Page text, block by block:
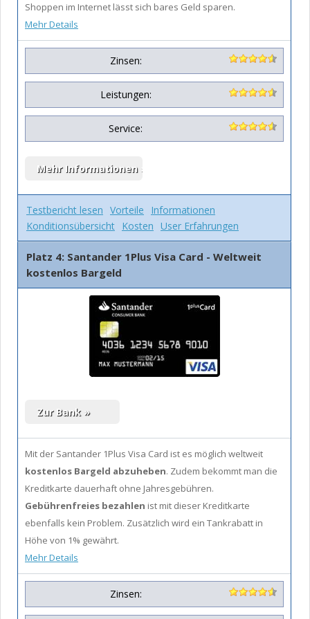
Shoppen im Internet lässt sich bares Geld sparen.
Mehr Details
Zinsen:
Leistungen:
Service:
Testbericht lesen Vorteile
Informationen
Konditionsübersicht Kosten User Erfahrungen
Platz 4: Santander 1Plus Visa Card - Weltweit
kostenlos Bargeld
Mit der Santander 1Plus Visa Card ist es möglich weltweit
kostenlos Bargeld abzuheben. Zudem bekommt man die
Kreditkarte dauerhaft ohne Jahresgebühren.
Gebührenfreies bezahlen ist mit dieser Kreditkarte
ebenfalls kein Problem. Zusätzlich wird ein Tankrabatt in
Höhe von 1% gewährt.
Mehr Details
Zinsen: